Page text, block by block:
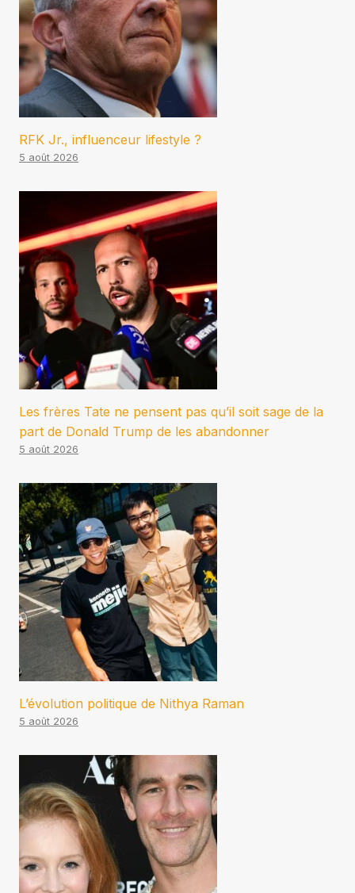
RFK Jr., influenceur lifestyle ?
5 août 2026
Les frères Tate ne pensent pas qu’il soit sage de la
part de Donald Trump de les abandonner
5 août 2026
L’évolution politique de Nithya Raman
5 août 2026